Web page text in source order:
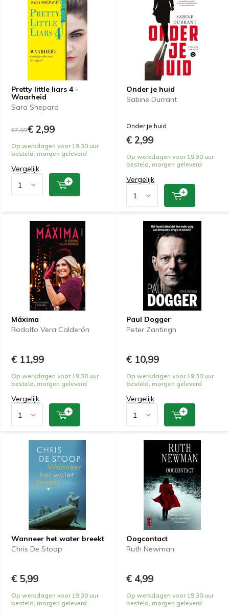
Pretty little liars 4 -
Waarheid
Sara Shepard
€7,99€ 2,99
Op werkdagen voor 19:30 uur
besteld, morgen geleverd
Vergelijk
Onder je huid
Sabine Durrant
Onder je huid
€ 2,99
Op werkdagen voor 19:30 uur
besteld, morgen geleverd
Vergelijk
Máxima
Rodolfo Vera Calderón
€ 11,99
Op werkdagen voor 19:30 uur
besteld, morgen geleverd
Vergelijk
Paul Dogger
Peter Zantingh
€ 10,99
Op werkdagen voor 19:30 uur
besteld, morgen geleverd
Vergelijk
Wanneer het water breekt
Chris De Stoop
€ 5,99
Op werkdagen voor 19:30 uur
besteld, morgen geleverd
Oogcontact
Ruth Newman
€ 4,99
Op werkdagen voor 19:30 uur
besteld, morgen geleverd